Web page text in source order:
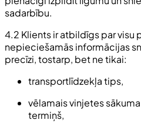
sadarbību.
4.2 Klients ir atbildīgs par visu
nepieciešamās informācijas
precīzi, tostarp, bet ne tikai:
transportlīdzekļa tips,
vēlamais vinjetes
termiņš,